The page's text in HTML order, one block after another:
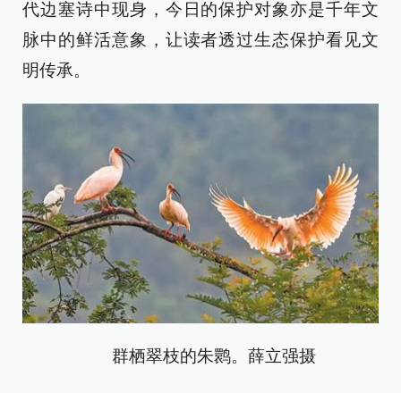
代边塞诗中现身，今日的保护对象亦是千年文
脉中的鲜活意象，让读者透过生态保护看见文
明传承。
群栖翠枝的朱鹮。薛立强摄